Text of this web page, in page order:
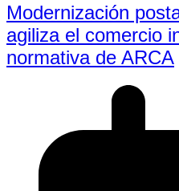
Modernización
agiliza el comercio
normativa de ARCA